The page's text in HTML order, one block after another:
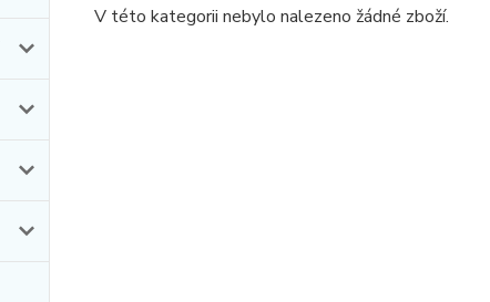
V této kategorii nebylo nalezeno žádné zboží.